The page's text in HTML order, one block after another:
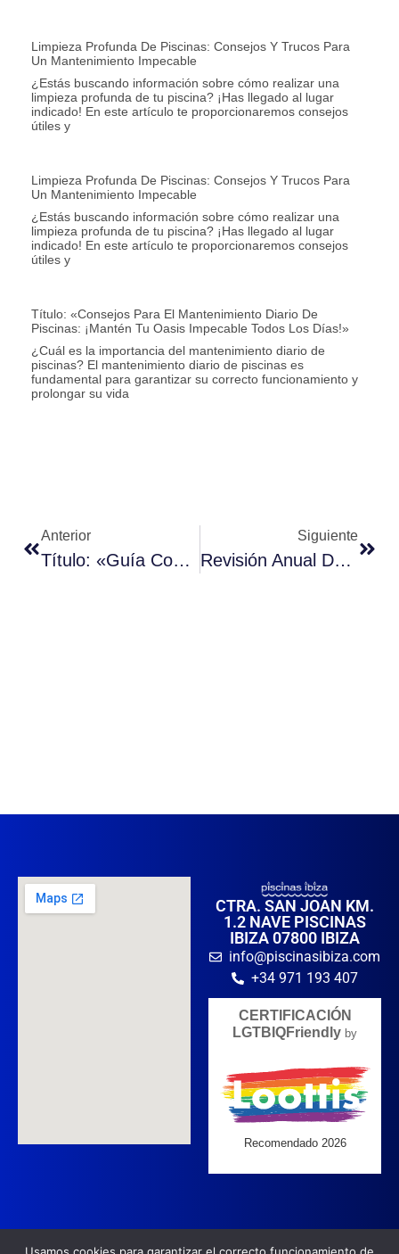
Limpieza Profunda De Piscinas: Consejos Y Trucos Para
Un Mantenimiento Impecable
¿Estás buscando información sobre cómo realizar una
limpieza profunda de tu piscina? ¡Has llegado al lugar
indicado! En este artículo te proporcionaremos consejos
útiles y
Limpieza Profunda De Piscinas: Consejos Y Trucos Para
Un Mantenimiento Impecable
¿Estás buscando información sobre cómo realizar una
limpieza profunda de tu piscina? ¡Has llegado al lugar
indicado! En este artículo te proporcionaremos consejos
útiles y
Título: «Consejos Para El Mantenimiento Diario De
Piscinas: ¡Mantén Tu Oasis Impecable Todos Los Días!»
¿Cuál es la importancia del mantenimiento diario de
piscinas? El mantenimiento diario de piscinas es
fundamental para garantizar su correcto funcionamiento y
prolongar su vida
Anterior
Título: «Guía Completa Sobre La Cantidad Exacta De Cloro A Utilizar En Tu Piscina»
Siguiente
Revisión Anual Del Sistema De Filtración: ¡Descubre Los Contenidos Creados En El Campo!
CTRA. SAN JOAN KM.
1.2 NAVE PISCINAS
IBIZA 07800 IBIZA
info@piscinasibiza.com
+34 971 193 407